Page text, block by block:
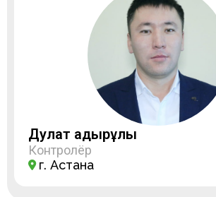
Дулат Қадырұлы
Контролёр
г. Астана